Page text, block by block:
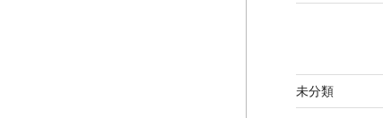
未分類